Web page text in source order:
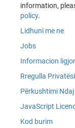
information,
policy.
Lidhuni me ne
Jobs
Informacion ligjor
Rregulla
Përkushtimi
JavaScript
Kod burim